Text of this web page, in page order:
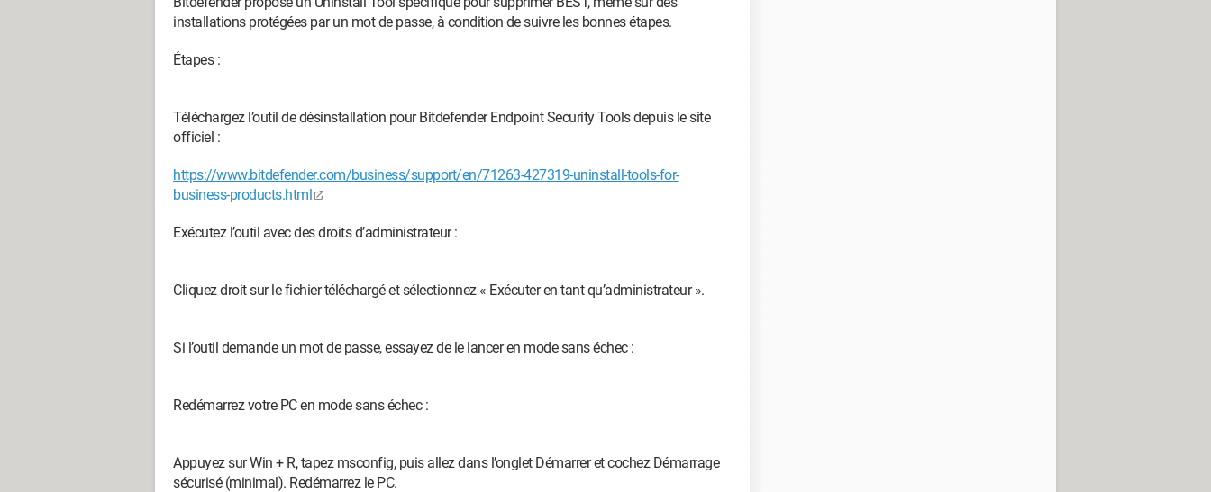
installations protégées par un mot de passe, à condition de suivre les bonnes étapes.
Étapes :
Téléchargez l’outil de désinstallation pour Bitdefender Endpoint Security Tools depuis le site
officiel :
https://www.bitdefender.com/business/support/en/71263-427319-uninstall-tools-for-
business-products.html
Exécutez l’outil avec des droits d’administrateur :
Cliquez droit sur le fichier téléchargé et sélectionnez « Exécuter en tant qu’administrateur ».
Si l’outil demande un mot de passe, essayez de le lancer en mode sans échec :
Redémarrez votre PC en mode sans échec :
Appuyez sur Win + R, tapez msconfig, puis allez dans l’onglet Démarrer et cochez Démarrage
sécurisé (minimal). Redémarrez le PC.